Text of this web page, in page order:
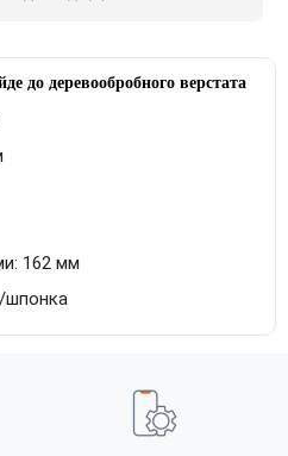
до деревообробного верстата
162 мм
шпонка